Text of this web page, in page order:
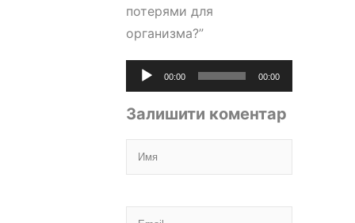
потерями для
организма?”
Аудіопрогравач
00:00 00:00
Залишити коментар